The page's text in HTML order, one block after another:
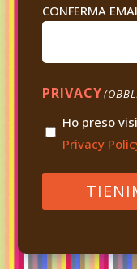
CONFERMA
PRIVACY
Ho preso
Privacy